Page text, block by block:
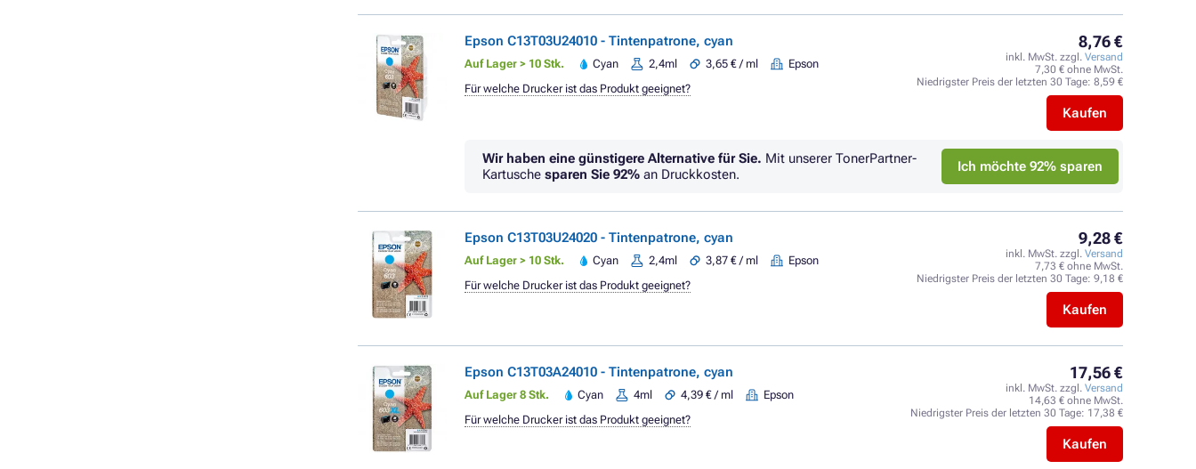
Epson C13T03U24010 - Tintenpatrone, cyan
Auf Lager > 10 Stk. Cyan 2,4ml 3,65 € / ml Epson
8,76 €
inkl. MwSt. zzgl. Versand
7,30 € ohne MwSt.
Niedrigster Preis der letzten 30 Tage: 8,59 €
Kaufen
Für welche Drucker ist das Produkt geeignet?
Wir haben eine günstigere Alternative für Sie. Mit unserer TonerPartner-
Kartusche sparen Sie 92% an Druckkosten. Ich möchte 92% sparen
Epson C13T03U24020 - Tintenpatrone, cyan
Auf Lager > 10 Stk. Cyan 2,4ml 3,87 € / ml Epson
9,28 €
inkl. MwSt. zzgl. Versand
7,73 € ohne MwSt.
Niedrigster Preis der letzten 30 Tage: 9,18 €
Kaufen
Für welche Drucker ist das Produkt geeignet?
Epson C13T03A24010 - Tintenpatrone, cyan
Auf Lager 8 Stk. Cyan 4ml 4,39 € / ml Epson
17,56 €
inkl. MwSt. zzgl. Versand
14,63 € ohne MwSt.
Niedrigster Preis der letzten 30 Tage: 17,38 €
Kaufen
Für welche Drucker ist das Produkt geeignet?